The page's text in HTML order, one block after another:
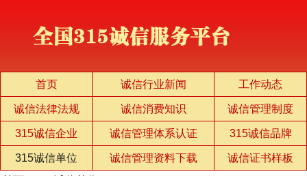
首页 诚信行业新闻 工作动态
诚信法律法规 诚信消费知识 诚信管理制度
315诚信企业 诚信管理体系认证 315诚信品牌
315诚信单位 诚信管理资料下载
诚信证书样板